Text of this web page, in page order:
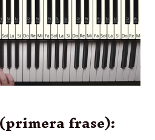
frase):